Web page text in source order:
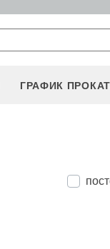
ГРАФИК